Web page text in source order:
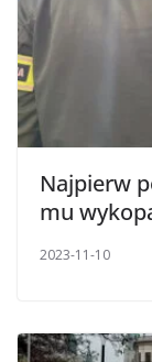
Najpierw
mu
2023-11-10